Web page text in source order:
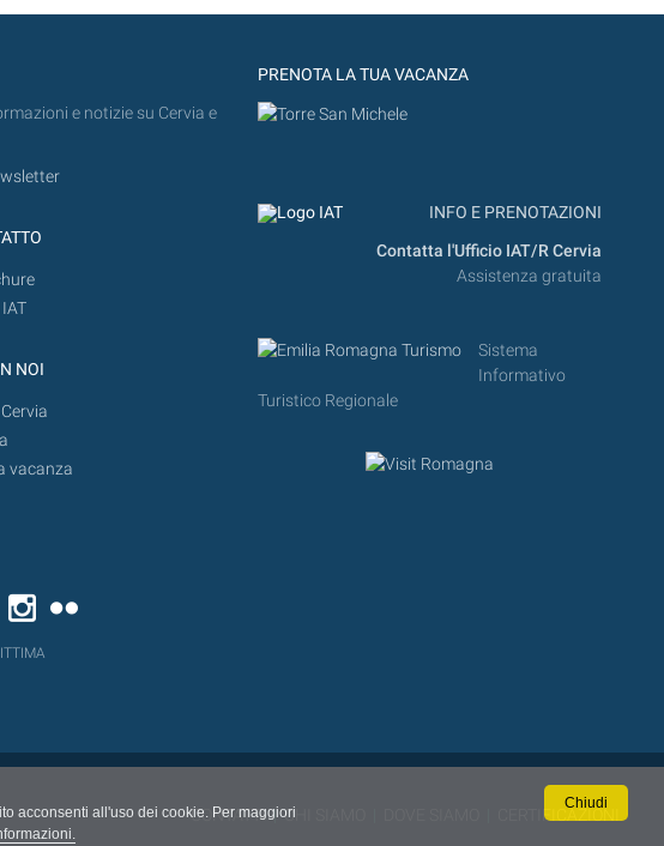
acconsenti all'uso dei cookie. Per maggiori
Chiudi
e notizie su Cervia e
NOI
vacanza
YouTubeInstagram
PRENOTA LA TUA VACANZA
INFO E PRENOTAZIONI
Contatta l'Ufficio IAT/R Cervia
Assistenza gratuita
Sistema
Informativo
Turistico Regionale
CONTATTI|CHI SIAMO CERTIFICAZIONI